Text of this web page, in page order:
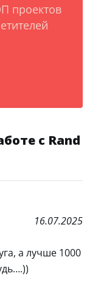
проектов
с Rand
16.07.2025
а лучше 1000